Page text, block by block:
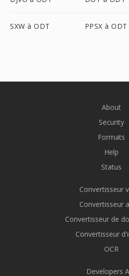
SXW à ODT PPSX à ODT
About
Security
Formats
Help
Status
Convertisseur
Convertisseur
Convertisseur de
Convertisseur
OCR
Developers